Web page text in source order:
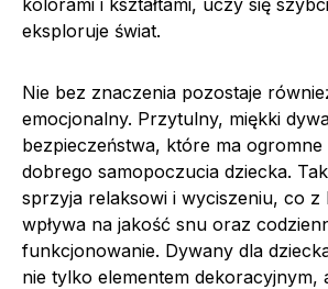
eksploruje świat.
Nie bez znaczenia pozostaje
emocjonalny. Przytulny, miękki
bezpieczeństwa, które ma ogromne
dobrego samopoczucia dziecka.
sprzyja relaksowi i wyciszeniu, co z
wpływa na jakość snu oraz
funkcjonowanie. Dywany dla
nie tylko elementem dekoracyjnym,